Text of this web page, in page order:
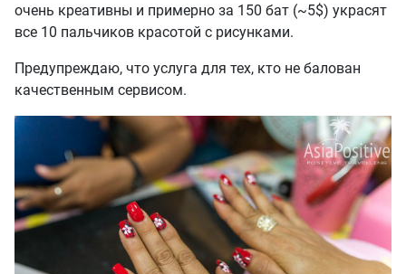
очень креативны и примерно за 150 бат (~5$) украсят
все 10 пальчиков красотой с рисунками.
Предупреждаю, что услуга для тех, кто не балован
качественным сервисом.